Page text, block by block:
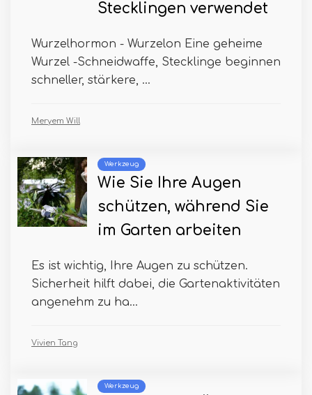
Stecklingen verwendet
Wurzelhormon - Wurzelon Eine geheime
Wurzel -Schneidwaffe, Stecklinge beginnen
schneller, stärkere, ...
Meryem Will
Werkzeug
Wie Sie Ihre Augen
schützen, während Sie
im Garten arbeiten
Es ist wichtig, Ihre Augen zu schützen.
Sicherheit hilft dabei, die Gartenaktivitäten
angenehm zu ha...
Vivien Tang
Werkzeug